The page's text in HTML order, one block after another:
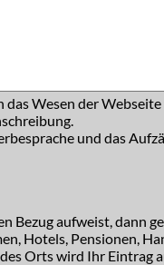
das Wesen der
und das
Bezug aufweist, dann
Hotels, Pensionen,
Orts wird Ihr Eintrag